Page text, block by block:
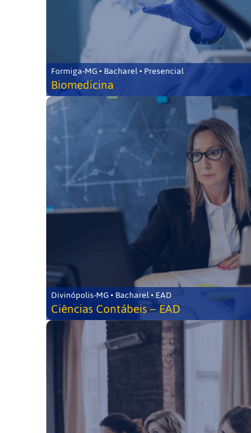
Formiga-MG • Bacharel • Presencial
Biomedicina
Divinópolis-MG • Bacharel • EAD
Ciências Contábeis – EAD